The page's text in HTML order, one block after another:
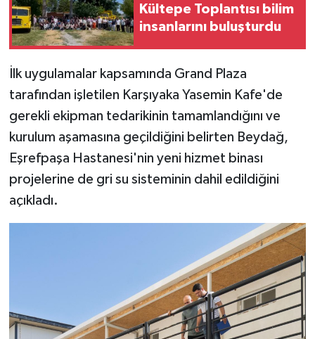
Kültepe Toplantısı bilim
insanlarını buluşturdu
İlk uygulamalar kapsamında Grand Plaza
tarafından işletilen Karşıyaka Yasemin Kafe'de
gerekli ekipman tedarikinin tamamlandığını ve
kurulum aşamasına geçildiğini belirten Beydağ,
Eşrefpaşa Hastanesi'nin yeni hizmet binası
projelerine de gri su sisteminin dahil edildiğini
açıkladı.